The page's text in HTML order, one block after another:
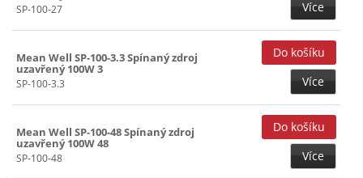
SP-100-27 Více
Mean Well SP-100-3.3 Spínaný zdroj
uzavřený 100W 3
SP-100-3.3 Více
Mean Well SP-100-48 Spínaný zdroj
uzavřený 100W 48
SP-100-48 Více